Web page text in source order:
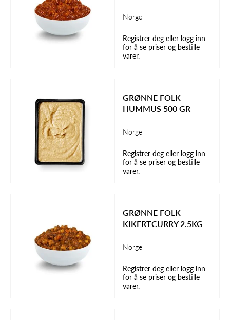
Norge
Registrer deg eller logg inn
for å se priser og bestille
varer.
GRØNNE FOLK
HUMMUS 500 GR
Norge
Registrer deg eller logg inn
for å se priser og bestille
varer.
GRØNNE FOLK
KIKERTCURRY 2.5KG
Norge
Registrer deg eller logg inn
for å se priser og bestille
varer.